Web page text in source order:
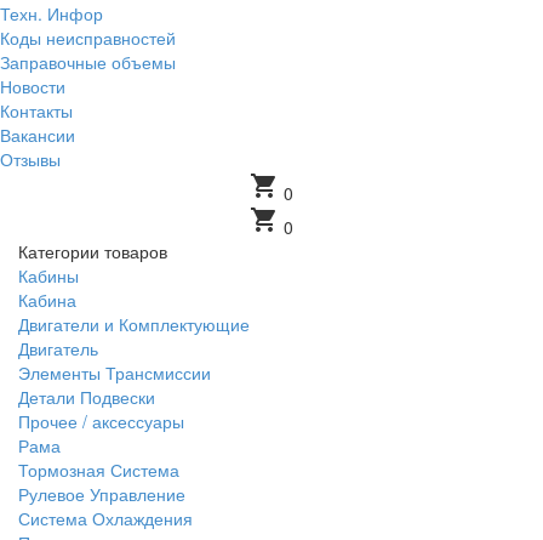
Техн. Инфор
Коды неисправностей
Заправочные объемы
Новости
Контакты
Вакансии
Отзывы
shopping_cart 0
shopping_cart 0
Категории товаров
Кабины
Кабина
Двигатели и Комплектующие
Двигатель
Элементы Трансмиссии
Детали Подвески
Прочее / аксессуары
Рама
Тормозная Система
Рулевое Управление
Система Охлаждения